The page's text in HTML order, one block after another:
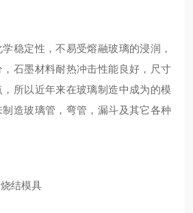
稳定性，不易受熔融玻璃的浸润，
石墨材料耐热冲击性能良好，尺寸
所以近年来在玻璃制造中成为的模
造玻璃管，弯管，漏斗及其它各种
结模具